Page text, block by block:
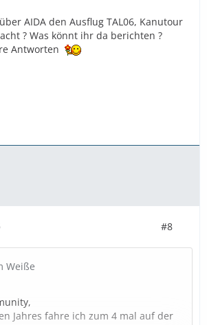
AIDA den Ausflug TAL06, Kanutour
? Was könnt ihr da berichten ?
Antworten
#8
Weiße
Jahres fahre ich zum 4 mal auf der